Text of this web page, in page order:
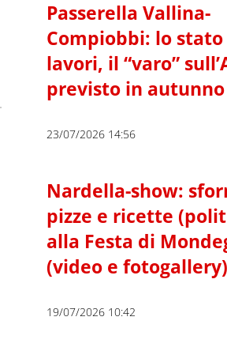
Passerella Vallina-
Compiobbi: lo
lavori, il “varo”
previsto in autunno
23/07/2026 14:56
Nardella-show:
pizze e ricette
alla Festa di
(video e fotogallery)
19/07/2026 10:42